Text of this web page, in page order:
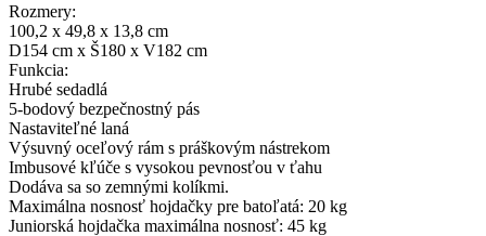
Rozmery:
100,2 x 49,8 x 13,8 cm
D154 cm x Š180 x V182 cm
Funkcia:
Hrubé sedadlá
5-bodový bezpečnostný pás
Nastaviteľné laná
Výsuvný oceľový rám s práškovým nástrekom
Imbusové kľúče s vysokou pevnosťou v ťahu
Dodáva sa so zemnými kolíkmi.
Maximálna nosnosť hojdačky pre batoľatá: 20 kg
Juniorská hojdačka maximálna nosnosť: 45 kg